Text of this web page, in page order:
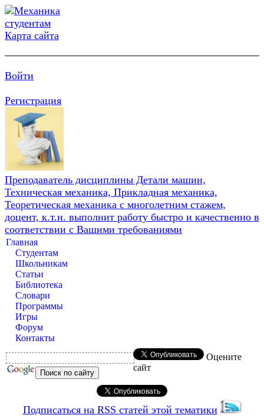
Карта сайта
Войти
Регистрация
Преподаватель дисциплины Детали машин,
Техническая механика, Прикладная механика,
Теоретическая механика с многолетним стажем,
доцент, к.т.н. выполнит работу быстро и качественно в
соответствии с Вашими требованиями
Главная
Студентам
Школьникам
Статьи
Библиотека
Словари
Программы
Игры
Форум
Контакты
Оцените
сайт
Подписаться на RSS статей этой тематики